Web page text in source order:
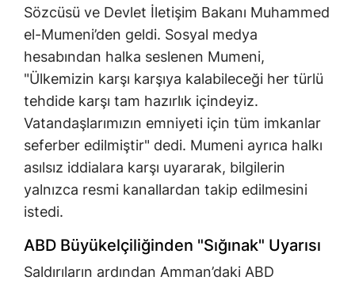
Sözcüsü ve Devlet İletişim Bakanı Muhammed
el-Mumeni’den geldi. Sosyal medya
hesabından halka seslenen Mumeni,
"Ülkemizin karşı karşıya kalabileceği her türlü
tehdide karşı tam hazırlık içindeyiz.
Vatandaşlarımızın emniyeti için tüm imkanlar
seferber edilmiştir" dedi. Mumeni ayrıca halkı
asılsız iddialara karşı uyararak, bilgilerin
yalnızca resmi kanallardan takip edilmesini
istedi.
ABD Büyükelçiliğinden "Sığınak" Uyarısı
Saldırıların ardından Amman’daki ABD